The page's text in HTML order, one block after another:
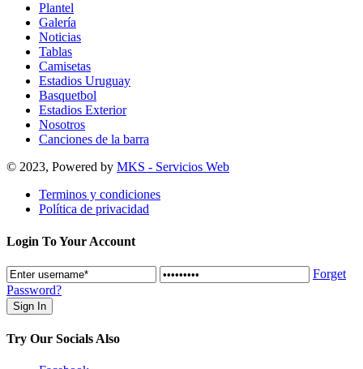
Plantel
Galería
Noticias
Tablas
Camisetas
Estadios Uruguay
Basquetbol
Estadios Exterior
Nosotros
Canciones de la barra
© 2023, Powered by MKS - Servicios Web
Terminos y condiciones
Política de privacidad
Login To Your Account
Forget
Password?
Try Our Socials Also